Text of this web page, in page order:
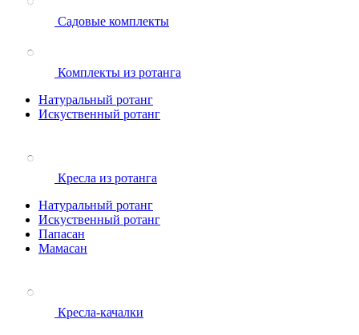
Садовые комплекты
Комплекты из ротанга
Натуральный ротанг
Искуственный ротанг
Кресла из ротанга
Натуральный ротанг
Искуственный ротанг
Папасан
Мамасан
Кресла-качалки